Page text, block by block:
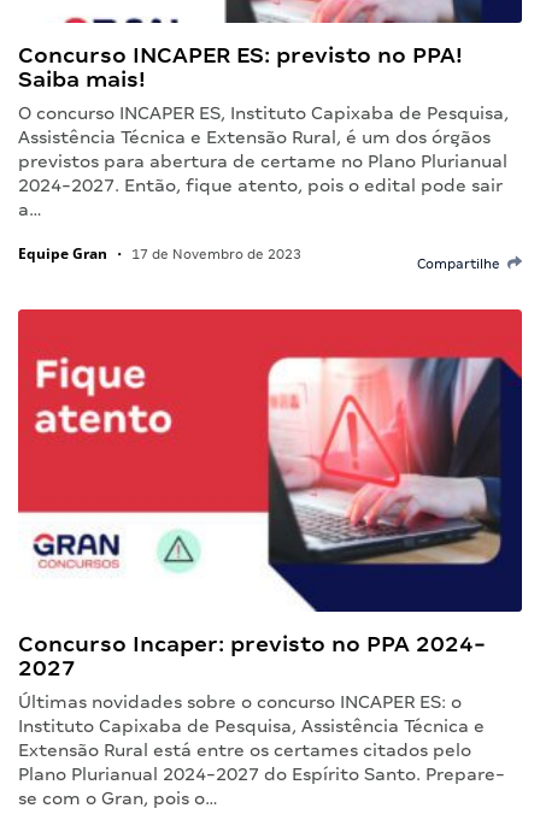
Concurso INCAPER ES: previsto no PPA!
Saiba mais!
O concurso INCAPER ES, Instituto Capixaba de Pesquisa,
Assistência Técnica e Extensão Rural, é um dos órgãos
previstos para abertura de certame no Plano Plurianual
2024-2027. Então, fique atento, pois o edital pode sair
a…
Equipe Gran • 17 de Novembro de 2023
Compartilhe
Concurso Incaper: previsto no PPA 2024-
2027
Últimas novidades sobre o concurso INCAPER ES: o
Instituto Capixaba de Pesquisa, Assistência Técnica e
Extensão Rural está entre os certames citados pelo
Plano Plurianual 2024-2027 do Espírito Santo. Prepare-
se com o Gran, pois o…